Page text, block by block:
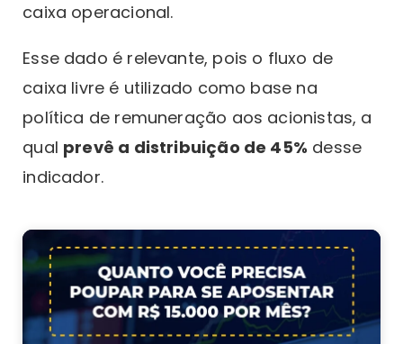
caixa operacional.
Esse dado é relevante, pois o fluxo de
caixa livre é utilizado como base na
política de remuneração aos acionistas, a
qual prevê a distribuição de 45% desse
indicador.